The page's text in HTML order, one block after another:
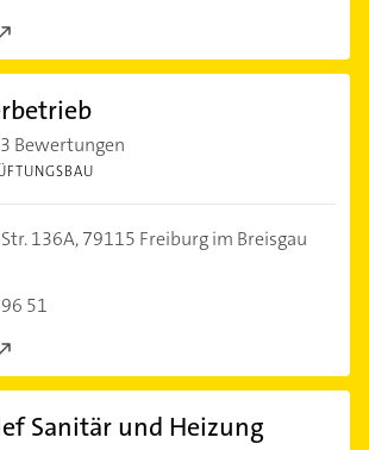
3 Bewertungen
136A,79115 Freiburg im Breisgau
51
Sanitär und Heizung